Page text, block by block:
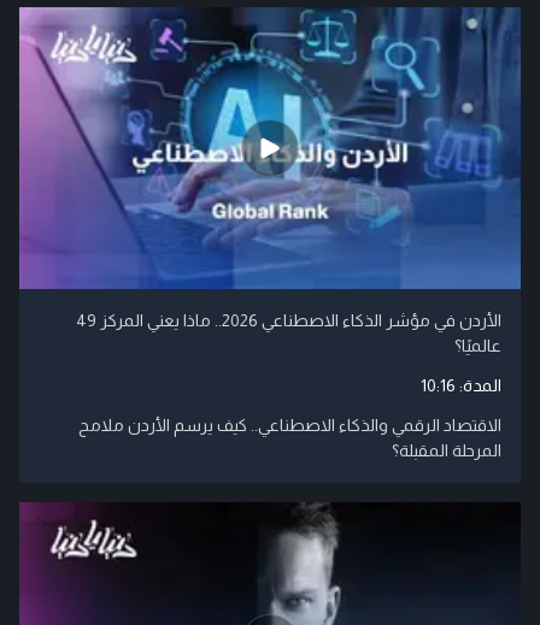
الأردن في مؤشر الذكاء الاصطناعي 2026.. ماذا يعني المركز 49
عالميًا؟
المدة: 10:16
الاقتصاد الرقمي والذكاء الاصطناعي.. كيف يرسم الأردن ملامح
المرحلة المقبلة؟